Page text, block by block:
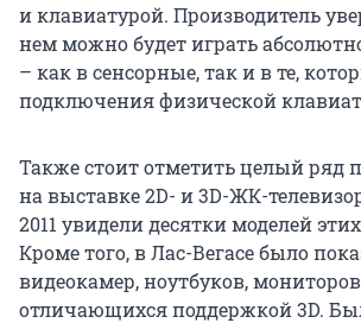
и клавиатурой. Производитель
нем можно будет играть
– как в сенсорные, так и в те,
подключения физической
Также стоит отметить целый ряд
на выставке 2D- и 3D-ЖК-
2011 увидели десятки моделей
Кроме того, в Лас-Вегасе было
видеокамер, ноутбуков,
отличающихся поддержкой 3D.